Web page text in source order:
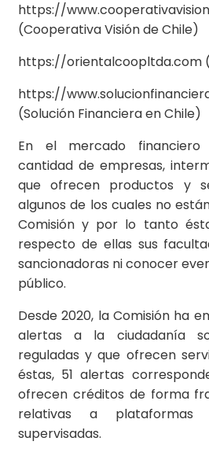
https://
(Cooperativa Visión de Chile)
https://orientalcoopltda.com
https://
(Solución Financiera en Chile)
En el mercado
cantidad de empresas,
que ofrecen productos y
algunos de los cuales no
Comisión y por lo tanto
respecto de ellas sus
sancionadoras ni conocer
público.
Desde 2020, la Comisión ha
alertas a la ciudadanía
reguladas y que ofrecen
éstas, 51 alertas
ofrecen créditos de forma
relativas a
supervisadas.